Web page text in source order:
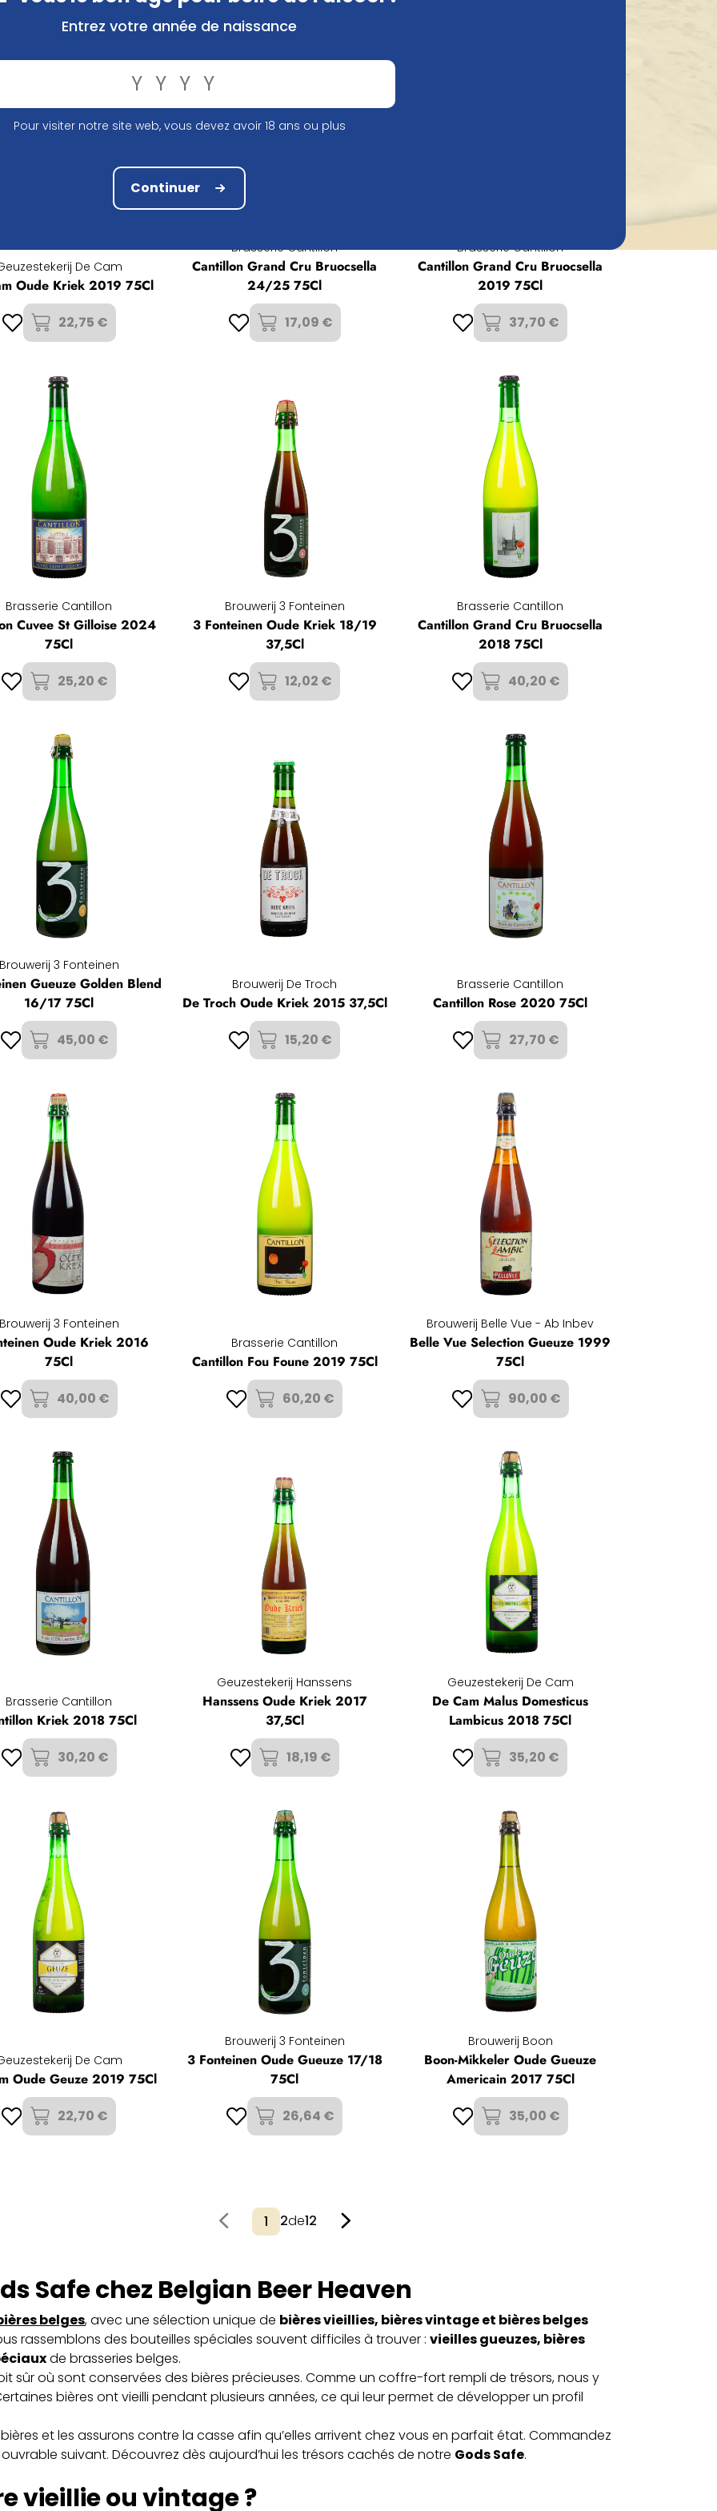
choix ou votre commande ? N’hésitez pas ànous contacter
De Cam
Oude Kriek 2019 75Cl
22,75 €
Brasserie Cantillon
Cantillon Grand Cru Bruocsella
24/25 75Cl
17,09 €
Brasserie Cantillon
Cantillon Grand Cru Bruocsella
2019 75Cl
37,70 €
Brasserie Cantillon
Cuvee St Gilloise 2024
75Cl
25,20 €
Brouwerij 3 Fonteinen
3 Fonteinen Oude Kriek 18/19
37,5Cl
12,02 €
Brasserie Cantillon
Cantillon Grand Cru Bruocsella
2018 75Cl
40,20 €
3 Fonteinen
Gueuze Golden Blend
16/17 75Cl
45,00 €
Brouwerij De Troch
De Troch Oude Kriek 2015 37,5Cl
15,20 €
Brasserie Cantillon
Cantillon Rose 2020 75Cl
27,70 €
3 Fonteinen
Oude Kriek 2016
75Cl
40,00 €
Brasserie Cantillon
Cantillon Fou Foune 2019 75Cl
60,20 €
Brouwerij Belle Vue - Ab Inbev
Belle Vue Selection Gueuze 1999
75Cl
90,00 €
Brasserie Cantillon
Kriek 2018 75Cl
30,20 €
Geuzestekerij Hanssens
Hanssens Oude Kriek 2017
37,5Cl
18,19 €
Geuzestekerij De Cam
De Cam Malus Domesticus
Lambicus 2018 75Cl
35,20 €
De Cam
Oude Geuze 2019 75Cl
22,70 €
Brouwerij 3 Fonteinen
3 Fonteinen Oude Gueuze 17/18
75Cl
26,64 €
Brouwerij Boon
Boon-Mikkeler Oude Gueuze
Americain 2017 75Cl
35,00 €
2de12
Safe chez Belgian Beer Heaven
belges, avec une sélection unique de bières vieillies, bières vintage et bières belges
rassemblons des bouteilles spéciales souvent difficiles à trouver : vieilles gueuzes, bières
de brasseries belges.
sûr où sont conservées des bières précieuses. Comme un coffre-fort rempli de trésors, nous y
bières ont vieilli pendant plusieurs années, ce qui leur permet de développer un profil
et les assurons contre la casse afin qu’elles arrivent chez vous en parfait état. Commandez
suivant. Découvrez dès aujourd’hui les trésors cachés de notre Gods Safe.
vieillie ou vintage ?
Entrez votre année de naissance
Pour visiter notre site web, vous devez avoir 18 ans ou plus
Continuer